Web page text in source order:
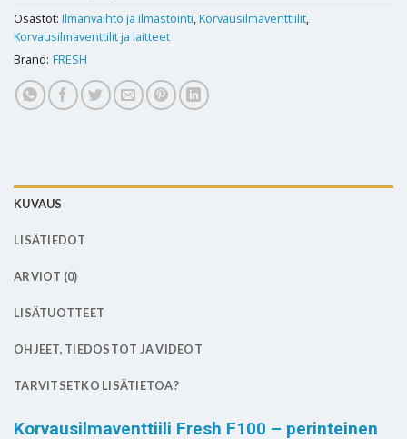
Osastot: Ilmanvaihto ja ilmastointi,Korvausilmaventtiilit,
Korvausilmaventtilit ja laitteet
Brand: FRESH
KUVAUS
LISÄTIEDOT
ARVIOT (0)
LISÄTUOTTEET
OHJEET, TIEDOSTOT JA VIDEOT
TARVITSETKO LISÄTIETOA?
Korvausilmaventtiili Fresh F100 – perinteinen